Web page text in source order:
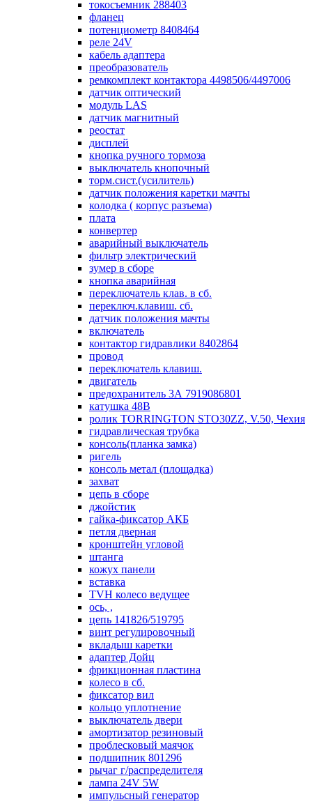
токосъемник 288403
фланец
потенциометр 8408464
реле 24V
кабель адаптера
преобразователь
ремкомплект контактора 4498506/4497006
датчик оптический
модуль LAS
датчик магнитный
реостат
дисплей
кнопка ручного тормоза
выключатель кнопочный
торм.сист.(усилитель)
датчик положения каретки мачты
колодка ( корпус разъема)
плата
конвертер
аварийный выключатель
фильтр электрический
зумер в сборе
кнопка аварийная
переключатель клав. в сб.
переключ.клавиш. сб.
датчик положения мачты
включатель
контактор гидравлики 8402864
провод
переключатель клавиш.
двигатель
предохранитель 3А 7919086801
катушка 48В
ролик TORRINGTON STO30ZZ, V.50, Чехия
гидравлическая трубка
консоль(планка замка)
ригель
консоль метал (площадка)
захват
цепь в сборе
джойстик
гайка-фиксатор АКБ
петля дверная
кронштейн угловой
штанга
кожух панели
вставка
TVH колесо ведущее
ось, ,
цепь 141826/519795
винт регулировочный
вкладыш каретки
адаптер Дойц
фрикционная пластина
колесо в сб.
фиксатор вил
кольцо уплотнение
выключатель двери
амортизатор резиновый
проблесковый маячок
подшипник 801296
рычаг г/распределителя
лампа 24V 5W
импульсный генератор